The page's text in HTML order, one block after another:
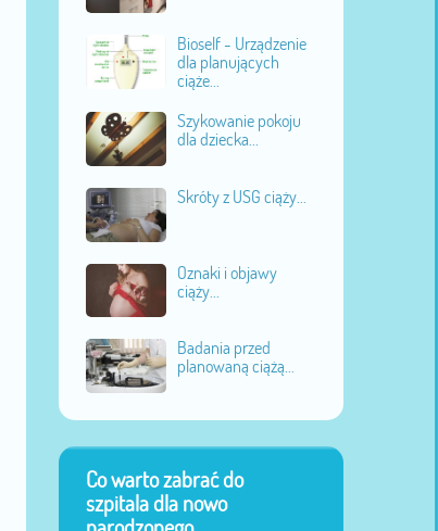
Bioself - Urządzenie
dla planujących
ciąże...
Szykowanie pokoju
dla dziecka...
Skróty z USG ciąży...
Oznaki i objawy
ciąży...
Badania przed
planowaną ciążą...
Co warto zabrać do
szpitala dla nowo